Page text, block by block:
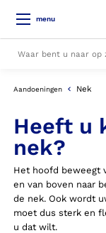
menu
Alle resultaten
Aandoeningen Nek
Heeft u
nek?
Het hoofd beweegt
en van boven naar
de nek. Ook wordt
moet dus sterk en
u dat wilt.